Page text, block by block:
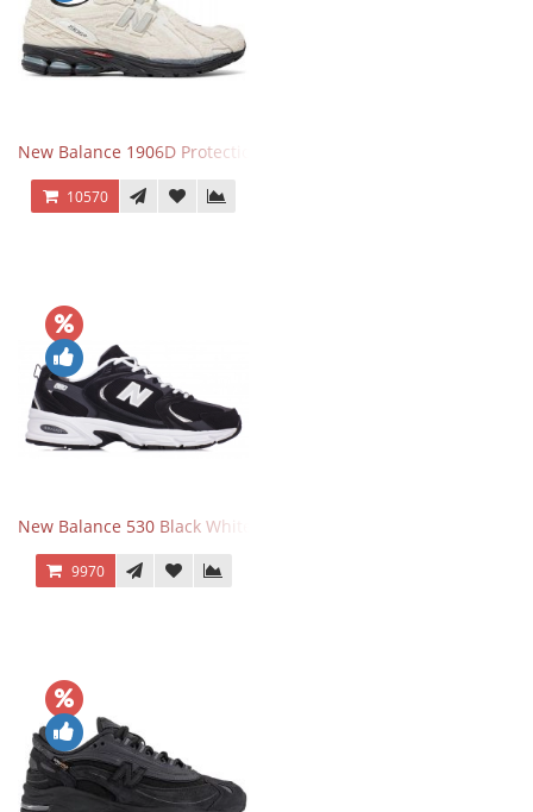
New Balance 1906D Protection Pack Turtledove
10570
New Balance 530 Black White Silver
9970